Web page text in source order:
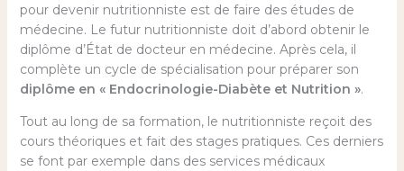
pour devenir nutritionniste est de faire des études de
médecine. Le futur nutritionniste doit d’abord obtenir le
diplôme d’État de docteur en médecine. Après cela, il
complète un cycle de spécialisation pour préparer son
diplôme en « Endocrinologie-Diabète et Nutrition ».
Tout au long de sa formation, le nutritionniste reçoit des
cours théoriques et fait des stages pratiques. Ces derniers
se font par exemple dans des services médicaux